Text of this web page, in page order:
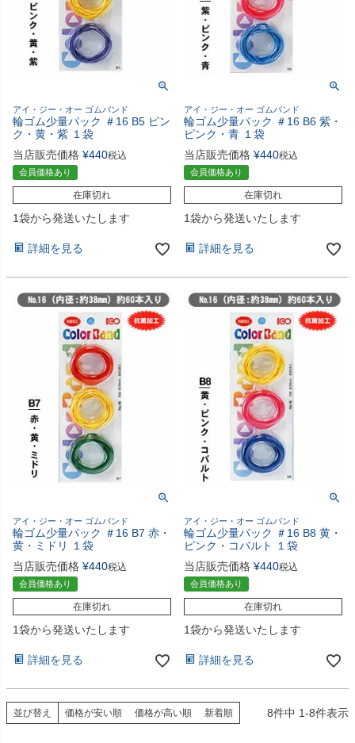
アイ・ジー・オー ゴムバンド
輪ゴム少量パック ＃16 B5 ピン
ク・黄・紫 １袋
当店販売価格 ¥440税込
会員価格あり
在庫切れ
1袋から発送いたします
詳細を見る
アイ・ジー・オー ゴムバンド
輪ゴム少量パック ＃16 B6 紫・
ピンク・青 １袋
当店販売価格 ¥440税込
会員価格あり
在庫切れ
1袋から発送いたします
詳細を見る
アイ・ジー・オー ゴムバンド
輪ゴム少量パック ＃16 B7 赤・
黄・ミドリ １袋
当店販売価格 ¥440税込
会員価格あり
在庫切れ
1袋から発送いたします
詳細を見る
アイ・ジー・オー ゴムバンド
輪ゴム少量パック ＃16 B8 黄・
ピンク・コバルト １袋
当店販売価格 ¥440税込
会員価格あり
在庫切れ
1袋から発送いたします
詳細を見る
並び替え 価格が安い順 価格が高い順 新着順 8件中 1-8件表示